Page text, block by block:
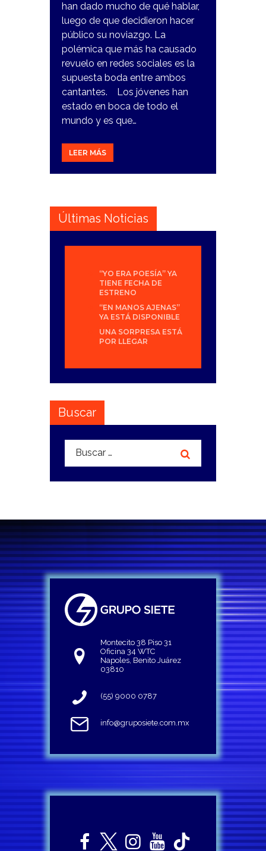
han dado mucho de qué hablar,
luego de que decidieron hacer
público su noviazgo. La
polémica que más ha causado
revuelo en redes sociales es la
supuesta boda entre ambos
cantantes. Los jóvenes han
estado en boca de todo el
mundo y es que…
LEER MÁS
Últimas Noticias
“YO ERA POESÍA” YA
TIENE FECHA DE
ESTRENO
“EN MANOS AJENAS”
YA ESTÁ DISPONIBLE
UNA SORPRESA ESTÁ
POR LLEGAR
Buscar
Buscar:
Montecito 38 Piso 31
Oficina 34 WTC
Napoles, Benito Juárez
03810
(55) 9000 0787
info@gruposiete.com.mx